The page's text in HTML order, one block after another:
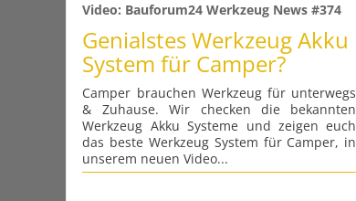
Video: Bauforum24 Werkzeug News #374
Genialstes Werkzeug Akku
System für Camper?
Camper brauchen Werkzeug für unterwegs
& Zuhause. Wir checken die bekannten
Werkzeug Akku Systeme und zeigen euch
das beste Werkzeug System für Camper, in
unserem neuen Video...